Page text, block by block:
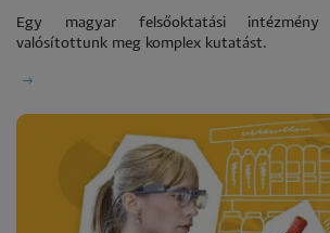
Egy magyar felsőoktatási intézmény
valósítottunk meg komplex kutatást.